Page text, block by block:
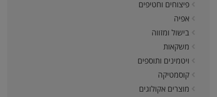
פיצוחים וחטיפים
אפיה
בישול ומזווה
משקאות
ויטמינים ותוספים
קוסמטיקה
מוצרים אקולוגים